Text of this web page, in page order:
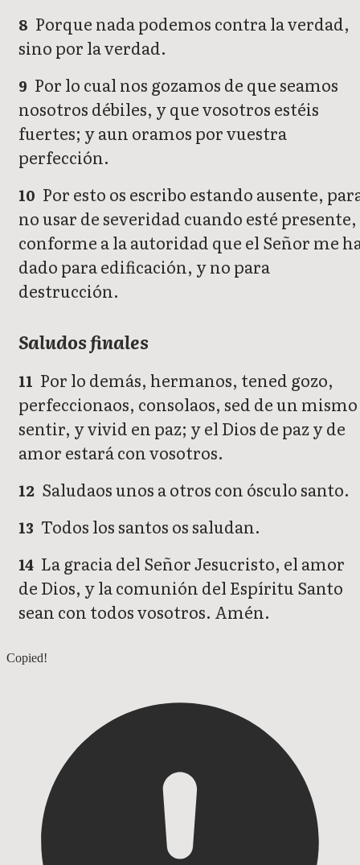
8 Porque nada podemos contra la verdad,
sino por la verdad.
9 Por lo cual nos gozamos de que seamos
nosotros débiles, y que vosotros estéis
fuertes; y aun oramos por vuestra
perfección.
10 Por esto os escribo estando ausente,
no usar de severidad cuando esté presente,
conforme a la autoridad que el Señor me
dado para edificación, y no para
destrucción.
Saludos finales
11 Por lo demás, hermanos, tened gozo,
perfeccionaos, consolaos, sed de un mismo
sentir, y vivid en paz; y el Dios de paz y de
amor estará con vosotros.
12 Saludaos unos a otros con ósculo santo.
13 Todos los santos os saludan.
14 La gracia del Señor Jesucristo, el amor
de Dios, y la comunión del Espíritu Santo
sean con todos vosotros. Amén.
2 Corintios 12
Copied!